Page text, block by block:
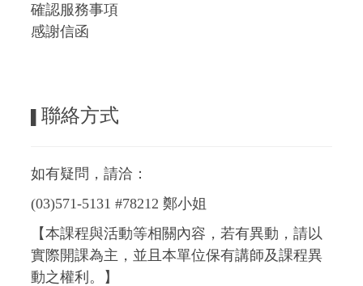
確認服務事項
感謝信函
聯絡方式
如有疑問，請洽：
(03)571-5131 #78212 鄭小姐
【本課程與活動等相關內容，若有異動，請以
實際開課為主，並且本單位保有講師及課程異
動之權利。】